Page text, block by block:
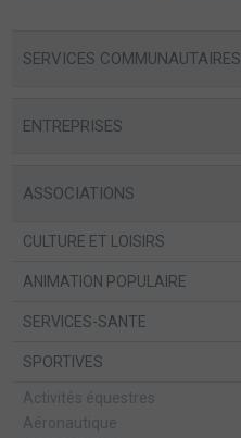
SERVICES COMMUNAUTAIRES
ENTREPRISES
ASSOCIATIONS
CULTURE ET LOISIRS
ANIMATION POPULAIRE
SERVICES-SANTE
SPORTIVES
Activités équestres
Aéronautique